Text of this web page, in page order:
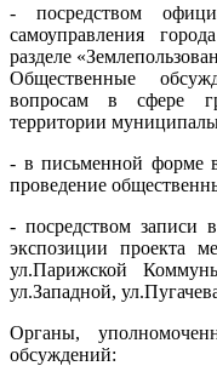
- посредством
самоуправления
разделе
Общественные
вопросам в сфере
территории
- в письменной форме
проведение
- посредством записи
экспозиции проекта
ул.Парижской
ул.Западной,
Органы,
обсуждений: